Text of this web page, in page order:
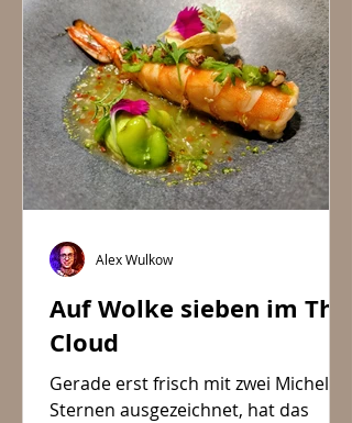
Auf Wolke sieben im The
Cloud
Gerade erst frisch mit zwei Michelin-
Sternen ausgezeichnet, hat das
Alex Wulkow